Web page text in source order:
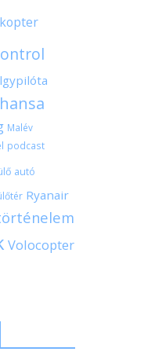
Malév
podcast
autó
Ryanair
Volocopter